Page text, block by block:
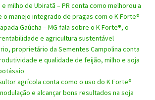
milho de Ubiratã – PR conta como melhorou a
manejo integrado de pragas com o K Forte®
Gaúcha – MG fala sobre o K Forte®, o
e agricultura sustentável
proprietário da Sementes Campolina conta
e qualidade de feijão, milho e soja
agrícola conta como o uso do K Forte®
e alcançar bons resultados na soja